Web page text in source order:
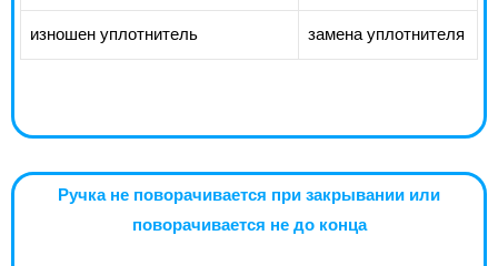
изношен уплотнитель замена уплотнителя
Ручка не поворачивается при закрывании или
поворачивается не до конца